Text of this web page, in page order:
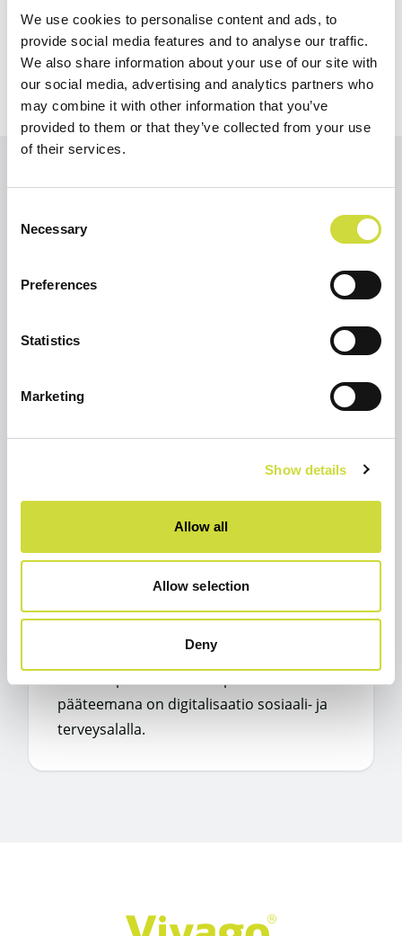
We use cookies to personalise content and ads, to
provide social media features and to analyse our traffic.
We also share information about your use of our site with
our social media, advertising and analytics partners who
may combine it with other information that you’ve
provided to them or that they’ve collected from your use
of their services.
Selection
Necessary
Preferences
Statistics
Marketing
Show details
Allow all
Allow selection
Deny
Näytä kaikki
tapahtumat
Digisote Turku
terveysteknologian verkostoitumis- ja
messutapahtumassa. Tapahtuman
pääteemana on digitalisaatio sosiaali- ja
terveysalalla.